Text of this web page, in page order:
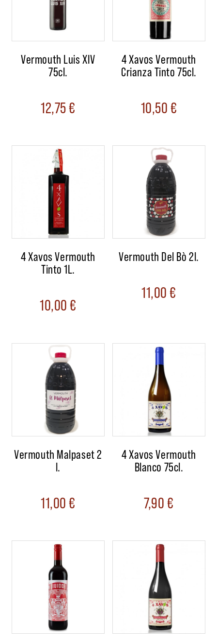
Vermouth Luis XIV
75cl.
12,75€
4 Xavos Vermouth
Crianza Tinto 75cl.
10,50€
4 Xavos Vermouth
Tinto 1L.
10,00€
Vermouth Del Bò 2l.
11,00€
Vermouth Malpaset 2
l.
11,00€
4 Xavos Vermouth
Blanco 75cl.
7,90€